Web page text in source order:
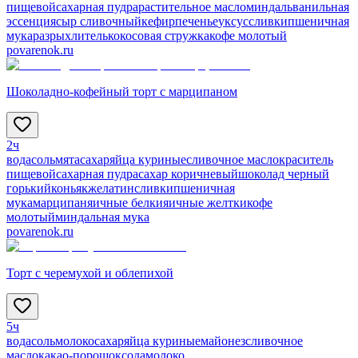
пищевойсахарная пудрарастительное масломиндальванильная
эссенциясыр сливочныйкефирпеченьеуксуссливкипшеничная
мукаразрыхлителькокосовая стружкакофе молотый
povarenok.ru
Шоколадно-кофейный торт с марципаном
2ч
водасольмятасахаряйца куриныесливочное маслокраситель
пищевойсахарная пудрасахар коричневыйшоколад черный
горькийконьякжелатинсливкипшеничная
мукамарципаняичные белкияичные желткикофе
молотыйминдальная мука
povarenok.ru
Торт с черемухой и облепихой
5ч
водасольмолокосахаряйца куриныемайонезсливочное